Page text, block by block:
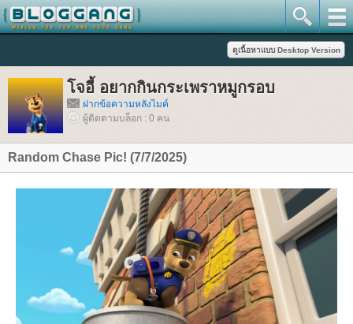
จอี้ อยากกินกระเพราหมูกรอบ
ฝากข้อความหลังไมค์
ผู้ติดตามบล็อก : 0 คน
Random Chase Pic! (7/7/2025)